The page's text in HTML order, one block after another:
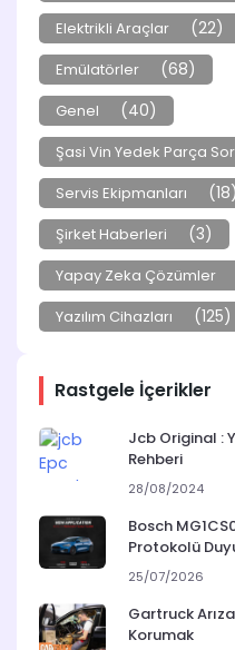
Elektrikli Araçlar (22)
Emülatörler (68)
Genel (40)
Şasi Vin Yedek Parça
Servis Ekipmanları (18)
Şirket Haberleri (3)
Yapay Zeka Çözümler
Yazılım Cihazları (125)
Rastgele İçerikler
Jcb Original :
Rehberi
28/08/2024
Bosch
Protokolü
25/07/2026
Gartruck
Korumak